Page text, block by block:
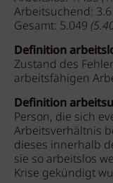
Arbeitsuchend:
Gesamt: 5.049
Definition
Zustand des
arbeitsfähigen
Definition
Person, die sich
Arbeitsverhältnis
dieses innerhalb
sie so arbeitslos
Krise gekündigt